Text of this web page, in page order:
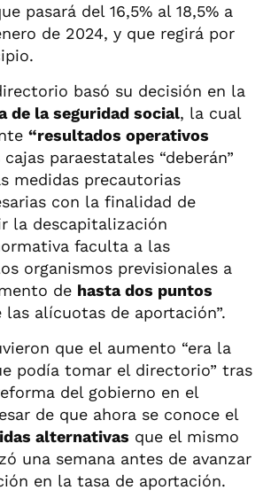
pasará del 16,5% al 18,5% a
de 2024, y que regirá por
basó su decisión en la
de la seguridad social, la cual
“resultados operativos
cajas paraestatales “deberán”
medidas precautorias
con la finalidad de
la descapitalización
faculta a las
organismos previsionales a
de hasta dos puntos
las alícuotas de aportación”.
que el aumento “era la
podía tomar el directorio” tras
del gobierno en el
de que ahora se conoce el
alternativas que el mismo
una semana antes de avanzar
en la tasa de aportación.